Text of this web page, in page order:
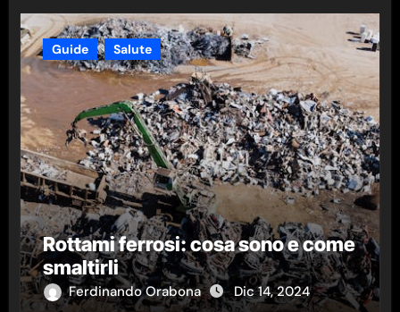
Guide Salute
Rottami ferrosi: cosa sono e come
smaltirli
Ferdinando Orabona Dic 14, 2024